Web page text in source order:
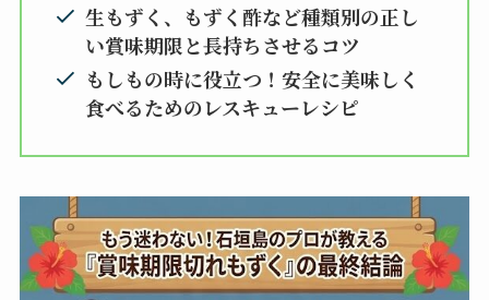
生もずく、もずく酢など種類別の正し
い賞味期限と長持ちさせるコツ
もしもの時に役立つ！安全に美味しく
食べるためのレスキューレシピ